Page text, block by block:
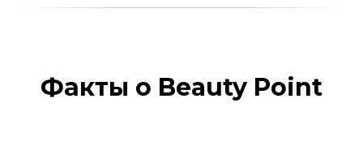
Факты о Beauty Point